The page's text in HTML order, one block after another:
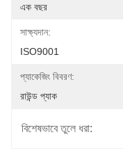
এক বছর
সাক্ষ্যদান:
ISO9001
প্যাকেজিং বিবরণ:
রাউন্ড প্যাক
বিশেষভাবে তুলে ধরা: